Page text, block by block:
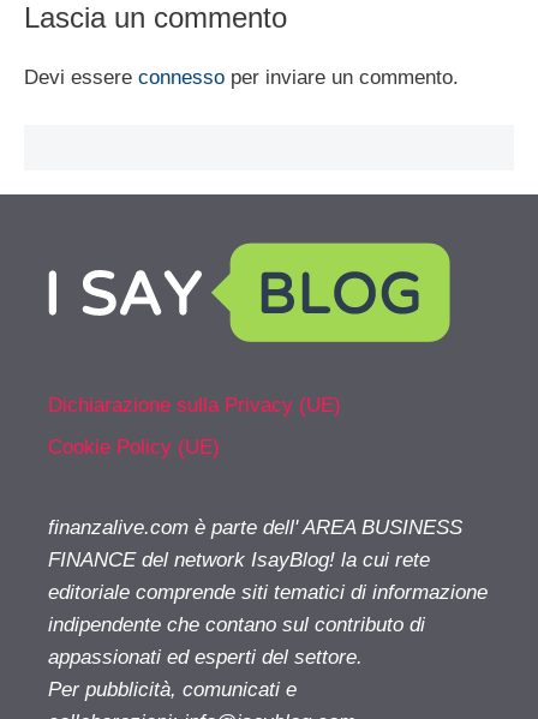
Lascia un commento
Devi essere connesso per inviare un commento.
Dichiarazione sulla Privacy (UE)
Cookie Policy (UE)
finanzalive.com è parte dell' AREA BUSINESS
FINANCE del network IsayBlog! la cui rete
editoriale comprende siti tematici di informazione
indipendente che contano sul contributo di
appassionati ed esperti del settore.
Per pubblicità, comunicati e